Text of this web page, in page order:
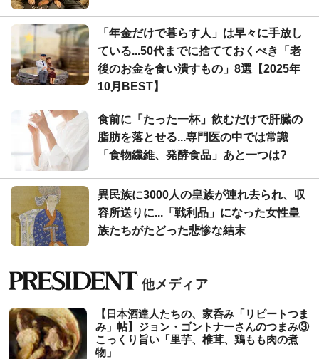
「年金だけで暮らす人」は早々に手放し
ている...50代までに捨てておくべき「老
後のお金を食い潰すもの」8選【2025年
10月BEST】
食前に「たった一杯」飲むだけで肝臓の
脂肪を落とせる...専門医の中では常識
「食物繊維、発酵食品」あと一つは?
異民族に3000人の皇族が連れ去られ、収
容所送りに...「戦利品」になった女性皇
族たちがたどった悲惨な結末
【日本酒達人たちの、家呑み「リピートつま
み」帖】ジョン・ゴントナーさんのつまみ③
こっくり旨い「里芋、椎茸、鶏もも肉の煮
物」